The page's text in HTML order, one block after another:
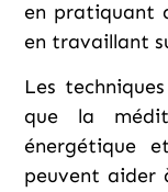
en pratiquant
en travaillant
Les
que la
énergétique
peuvent aider